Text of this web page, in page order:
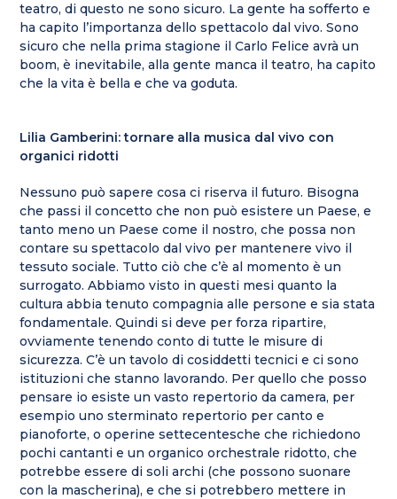
teatro, di questo ne sono sicuro. La gente ha sofferto e
ha capito l’importanza dello spettacolo dal vivo. Sono
sicuro che nella prima stagione il Carlo Felice avrà un
boom, è inevitabile, alla gente manca il teatro, ha capito
che la vita è bella e che va goduta.
Lilia Gamberini: tornare alla musica dal vivo con
organici ridotti
Nessuno può sapere cosa ci riserva il futuro. Bisogna
che passi il concetto che non può esistere un Paese, e
tanto meno un Paese come il nostro, che possa non
contare su spettacolo dal vivo per mantenere vivo il
tessuto sociale. Tutto ciò che c’è al momento è un
surrogato. Abbiamo visto in questi mesi quanto la
cultura abbia tenuto compagnia alle persone e sia stata
fondamentale. Quindi si deve per forza ripartire,
ovviamente tenendo conto di tutte le misure di
sicurezza. C’è un tavolo di cosiddetti tecnici e ci sono
istituzioni che stanno lavorando. Per quello che posso
pensare io esiste un vasto repertorio da camera, per
esempio uno sterminato repertorio per canto e
pianoforte, o operine settecentesche che richiedono
pochi cantanti e un organico orchestrale ridotto, che
potrebbe essere di soli archi (che possono suonare
con la mascherina), e che si potrebbero mettere in